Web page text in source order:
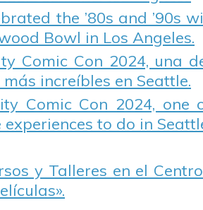
the ’80s and ’90s
Bowl in Los Angeles.
Comic Con 2024, una
increíbles en Seattle.
Comic Con 2024,
experiences to do in
y Talleres en el